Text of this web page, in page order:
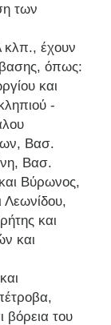
των
κλπ., έχουν
όπως:
και
-
Βασ.
Βασ.
Βύρωνος,
Λεωνίδου,
και
και
βόρεια του